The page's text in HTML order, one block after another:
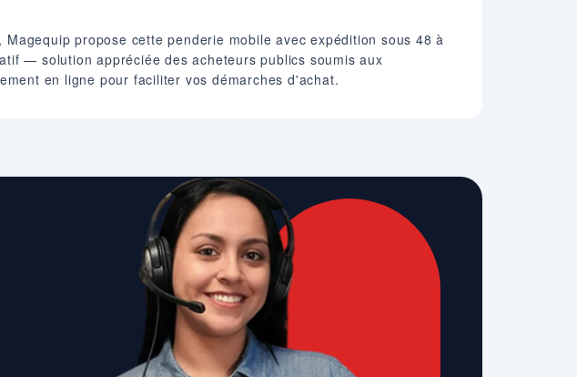
propose cette penderie mobile avec expédition sous 48 à
— solution appréciée des acheteurs publics soumis aux
en ligne pour faciliter vos démarches d'achat.